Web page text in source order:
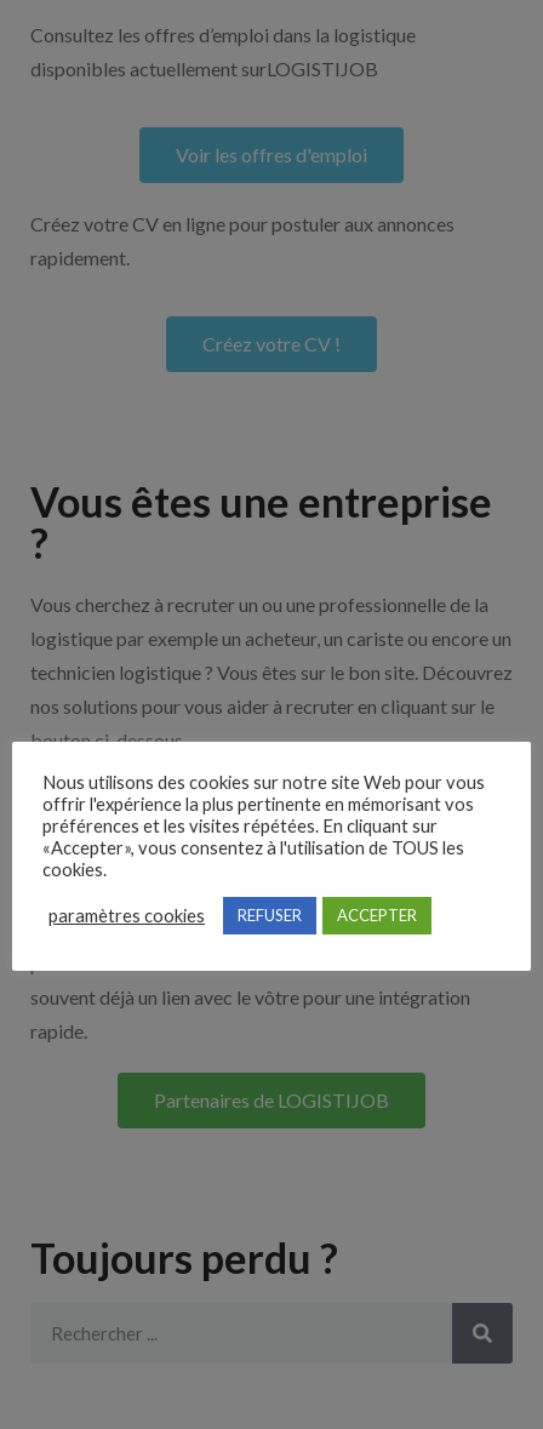
Consultez les offres d’emploi dans la logistique
disponibles actuellement surLOGISTIJOB
Voir les offres d'emploi
Créez votre CV en ligne pour postuler aux annonces
rapidement.
Créez votre CV !
Vous êtes une entreprise
?
Vous cherchez à recruter un ou une professionnelle de la
logistique par exemple un acheteur, un cariste ou encore un
technicien logistique ? Vous êtes sur le bon site. Découvrez
nos solutions pour vous aider à recruter en cliquant sur le
bouton ci-dessous.
Nos solutions entreprises
Découvrez nos partenaires ! Moteurs de recherches,
multidiffuseurs, sites payant… nombreux sont nos
souvent déjà un lien avec le vôtre pour une intégration
rapide.
Partenaires de LOGISTIJOB
Toujours perdu ?
Nous utilisons des cookies sur notre site Web pour vous
offrir l'expérience la plus pertinente en mémorisant vos
préférences et les visites répétées. En cliquant sur
«Accepter», vous consentez à l'utilisation de TOUS les
cookies.
paramètres cookies REFUSER ACCEPTER